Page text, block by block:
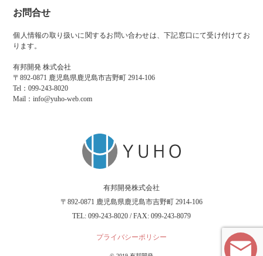
お問合せ
個人情報の取り扱いに関するお問い合わせは、下記窓口にて受け付けてお
ります。
有邦開発 株式会社
〒892-0871 鹿児島県鹿児島市吉野町 2914-106
Tel：099-243-8020
Mail：info@yuho-web.com
有邦開発株式会社
〒892-0871 鹿児島県鹿児島市吉野町 2914-106
TEL: 099-243-8020 / FAX: 099-243-8079
プライバシーポリシー